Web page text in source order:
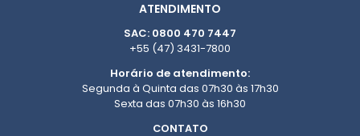
ATENDIMENTO
SAC: 0800 470 7447
+55 (47) 3431-7800
Horário de atendimento:
Segunda à Quinta das 07h30 às 17h30
Sexta das 07h30 às 16h30
CONTATO